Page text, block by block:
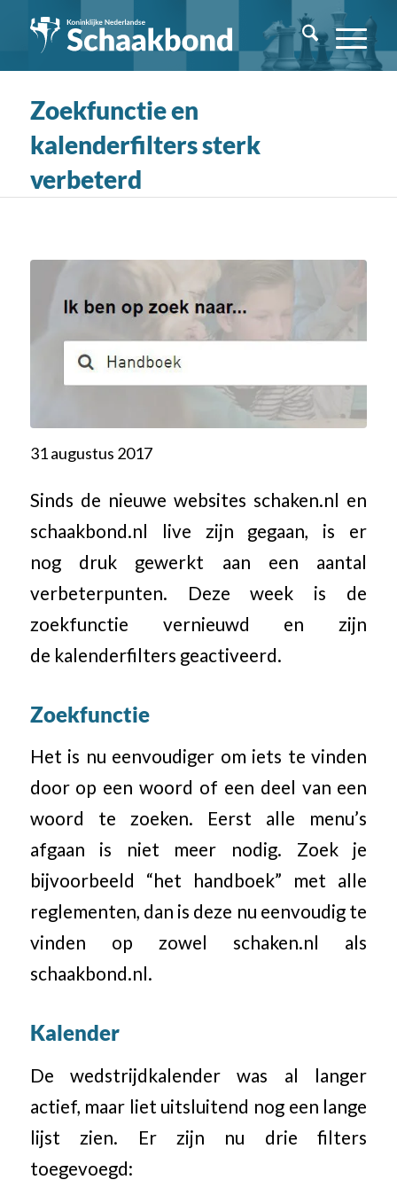
Zoekfunctie en
kalenderfilters sterk
verbeterd
31 augustus 2017
Sinds de nieuwe websites schaken.nl en
schaakbond.nl live zijn gegaan, is er
nog druk gewerkt aan een aantal
verbeterpunten. Deze week is de
zoekfunctie vernieuwd en zijn
de kalenderfilters geactiveerd.
Zoekfunctie
Het is nu eenvoudiger om iets te vinden
door op een woord of een deel van een
woord te zoeken. Eerst alle menu’s
afgaan is niet meer nodig. Zoek je
bijvoorbeeld “het handboek” met alle
reglementen, dan is deze nu eenvoudig te
vinden op zowel schaken.nl als
schaakbond.nl.
Kalender
De wedstrijdkalender was al langer
actief, maar liet uitsluitend nog een lange
lijst zien. Er zijn nu drie filters
toegevoegd: